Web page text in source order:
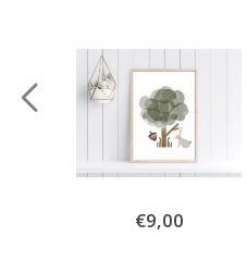
Special
Price
€9,00